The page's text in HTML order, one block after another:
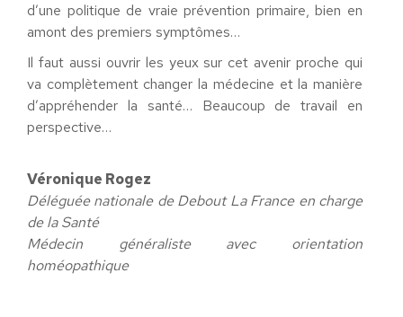
d’une politique de vraie prévention primaire, bien en
amont des premiers symptômes…
Il faut aussi ouvrir les yeux sur cet avenir proche qui
va complètement changer la médecine et la manière
d’appréhender la santé… Beaucoup de travail en
perspective…
Véronique Rogez
Déléguée nationale de Debout La France en charge
de la Santé
Médecin généraliste avec orientation
homéopathique